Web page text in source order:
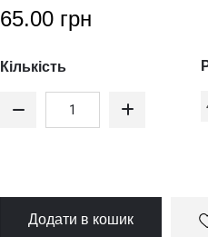
65.00 грн
Кількість
Додати в кошик